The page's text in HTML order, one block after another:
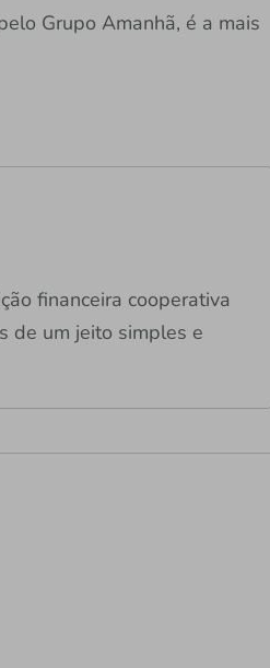
Grupo Amanhã, é a mais
financeira cooperativa
de um jeito simples e